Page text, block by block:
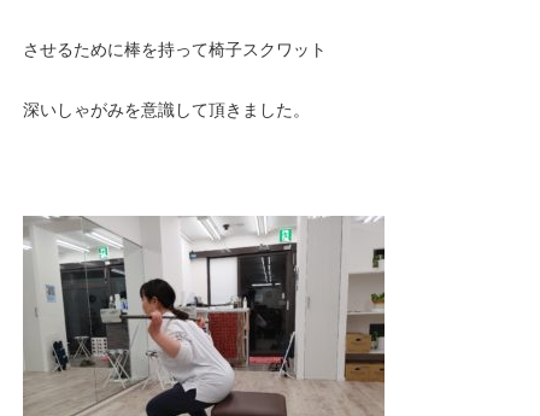
させるために棒を持って椅子スクワット
深いしゃがみを意識して頂きました。